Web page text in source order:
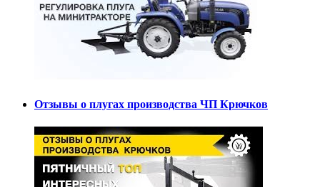
Отзывы о плугах производства ЧП Крючков